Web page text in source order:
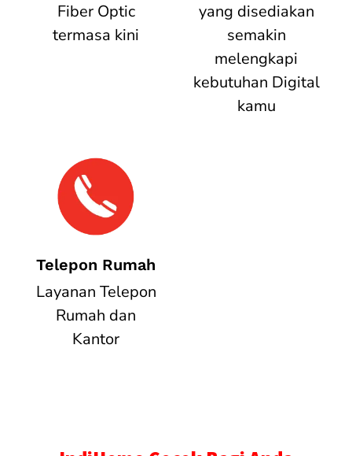
Fiber Optic
termasa kini
yang disediakan
semakin
melengkapi
kebutuhan Digital
kamu
Telepon Rumah
Layanan Telepon
Rumah dan
Kantor